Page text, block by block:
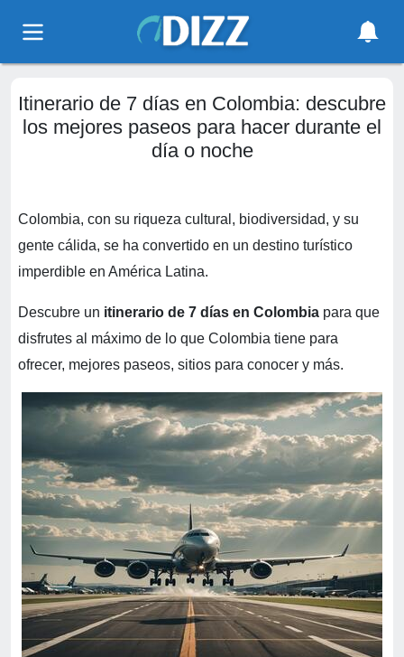
Itinerario de 7 días en Colombia: descubre
los mejores paseos para hacer durante el
día o noche
Colombia, con su riqueza cultural, biodiversidad, y su
gente cálida, se ha convertido en un destino turístico
imperdible en América Latina.
Descubre un itinerario de 7 días en Colombia para que
disfrutes al máximo de lo que Colombia tiene para
ofrecer, mejores paseos, sitios para conocer y más.